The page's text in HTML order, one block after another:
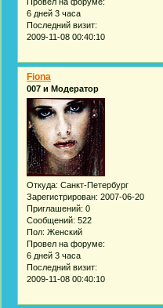
6 дней 3 часа
Последний визит:
2009-11-08 00:40:10
Fiona
007 и Модератор
Откуда: Санкт-Петербург
Зарегистрирован: 2007-06-20
Приглашений: 0
Сообщений: 522
Пол: Женский
Провел на форуме:
6 дней 3 часа
Последний визит:
2009-11-08 00:40:10